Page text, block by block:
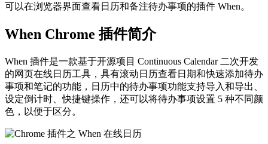
可以在浏览器界面查看日历和备注待办事项的插件 When。
When Chrome 插件简介
When 插件是一款基于开源项目 Continuous Calendar 二次开发
的网页在线日历工具，具有滚动日历查看日期和快速添加待办
事项和笔记的功能，日历中的待办事项功能支持导入和导出、
设定倒计时、快捷键操作，还可以将待办事项设置 5 种不同颜
色，以便于区分。